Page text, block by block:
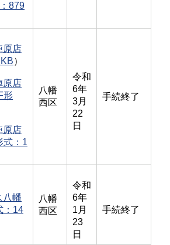
879
原店
）
原店
形
原店
式：1
八幡
西区
令和
6年
3月
22
日
手続終了
八幡
：14
八幡
西区
令和
6年
1月
23
日
手続終了